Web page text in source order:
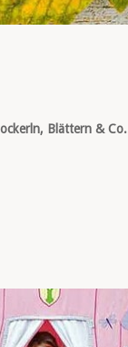
Blättern & Co.